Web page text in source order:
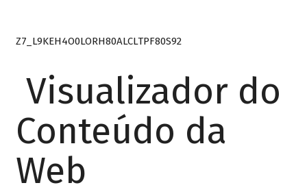
Z7_L9KEH4O0LORH80ALCLTPF80S92
Visualizador do
Conteúdo da
Web